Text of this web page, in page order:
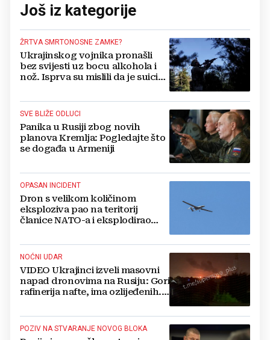
Još iz kategorije
ŽRTVA SMRTONOSNE ZAMKE?
Ukrajinskog vojnika pronašli
bez svijesti uz bocu alkohola i
nož. Isprva su mislili da je suicid,
SVE BLIŽE ODLUCI
Panika u Rusiji zbog novih
planova Kremlja: Pogledajte što
se događa u Armeniji
OPASAN INCIDENT
Dron s velikom količinom
eksploziva pao na teritorij
članice NATO-a i eksplodirao
NOĆNI UDAR
VIDEO Ukrajinci izveli masovni
napad dronovima na Rusiju: Gori
rafinerija nafte, ima ozlijeđenih.
POZIV NA STVARANJE NOVOG BLOKA